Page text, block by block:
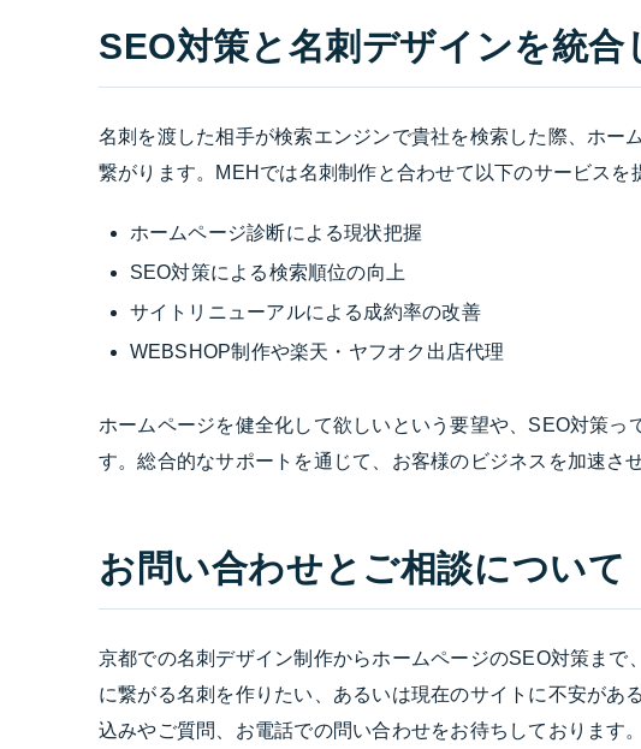
SEO対策と名刺デザインを統合
名刺を渡した相手が検索エンジンで貴社を検索した際、ホー
繋がります。MEHでは名刺制作と合わせて以下のサービスを
ホームページ診断による現状把握
SEO対策による検索順位の向上
サイトリニューアルによる成約率の改善
WEBSHOP制作や楽天・ヤフオク出店代理
ホームページを健全化して欲しいという要望や、SEO対策っ
す。総合的なサポートを通じて、お客様のビジネスを加速さ
お問い合わせとご相談について
京都での名刺デザイン制作からホームページのSEO対策まで
に繋がる名刺を作りたい、あるいは現在のサイトに不安があ
込みやご質問、お電話での問い合わせをお待ちしております。